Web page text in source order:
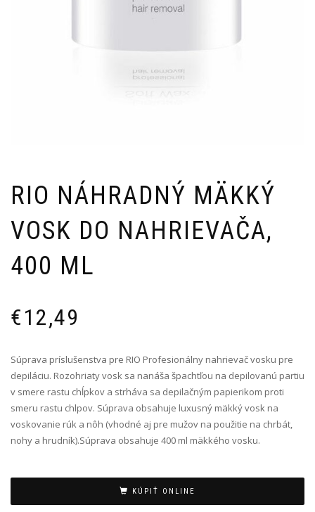
RIO NÁHRADNÝ MÄKKÝ
VOSK DO NAHRIEVAČA,
400 ML
€12,49
Súprava príslušenstva pre RIO Profesionálny nahrievač vosku pre
depiláciu. Rozohriaty vosk sa nanáša špachtľou na depilovanú partiu
v smere rastu chĺpkov a strháva sa depilačným papierikom proti
smeru rastu chlpov. Súprava obsahuje luxusný mäkký vosk na
voskovanie rúk a nôh (vhodné aj pre mužov na použitie na chrbát,
nohy a hrudník).Súprava obsahuje 400 ml mäkkého vosku.
KÚPIŤ ONLINE